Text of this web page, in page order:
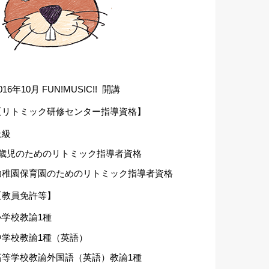
年10月 FUN!MUSIC!! 開講
トミック研修センター指導資格】
児のためのリトミック指導者資格
稚園保育園のためのリトミック指導者資格
員免許等】
学校教諭1種
校教諭1種（英語）
等学校教諭外国語（英語）教諭1種